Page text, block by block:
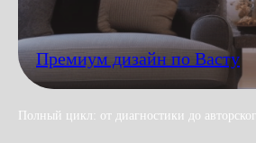
Премиум дизайн по Васту
Полный цикл: от диагностики до